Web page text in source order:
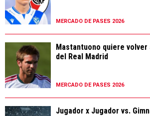
MERCADO DE PASES 2026
Mastantuono quiere volver
del Real Madrid
MERCADO DE PASES 2026
Jugador x Jugador vs.